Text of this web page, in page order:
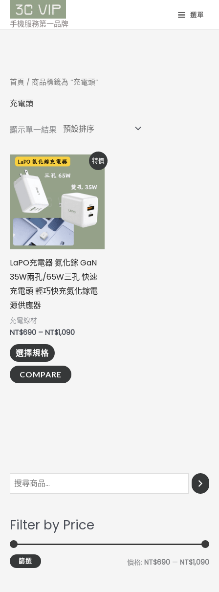
手機服務第一品牌
選單
首頁 / 商品標籤為 “充電頭”
充電頭
顯示單一結果
特價
LaPO充電器 氮化鎵 GaN
35W兩孔/65W三孔 快速
充電頭 輕巧快充氮化鎵電
源供應器
充電線材
NT$690 – NT$1,090
圍：
NT$690
到
NT$1,090
選擇規格
此
產
有
多
種
款
式。
可
在
頁
擇
COMPARE
Filter by Price
最最
篩選 價格: NT$690 — NT$1,090